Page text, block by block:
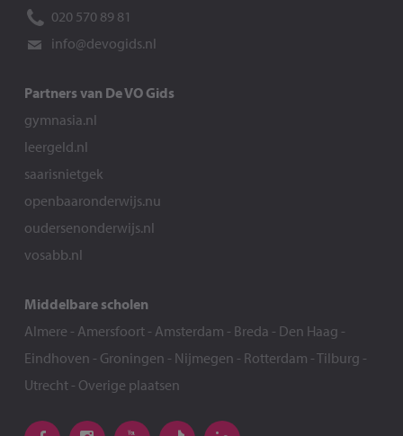
020 570 89 81
info@devogids.nl
Partners van De VO Gids
gymnasia.nl
leergeld.nl
saarisnietgek
openbaaronderwijs.nu
oudersenonderwijs.nl
vosabb.nl
Middelbare scholen
Almere - Amersfoort- Amsterdam - Breda - Den Haag -
Eindhoven - Groningen - Nijmegen - Rotterdam -Tilburg -
Utrecht- Overige plaatsen